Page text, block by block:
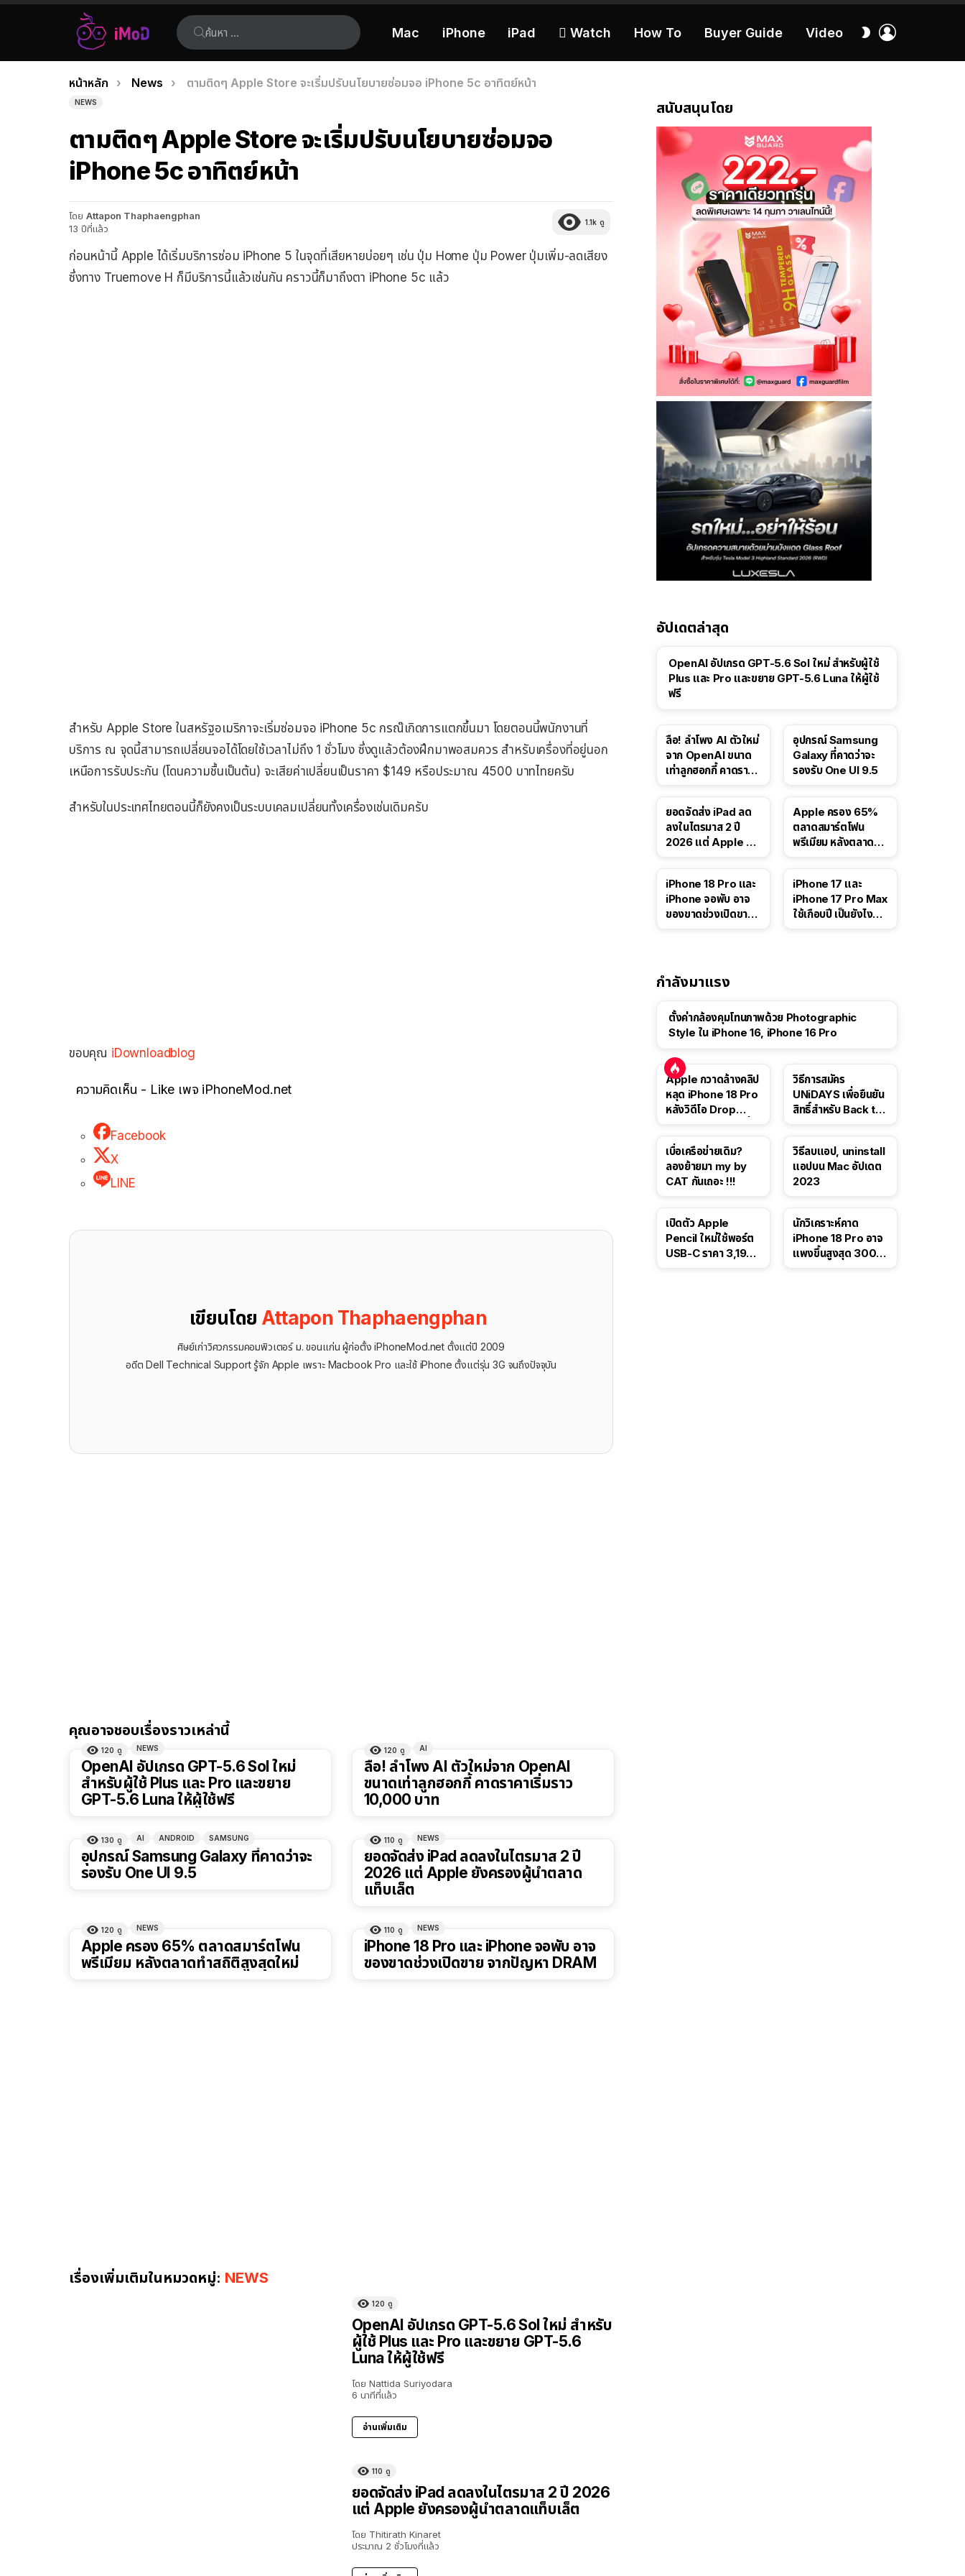
ค้นหา:
Mac iPhone iPad  Watch How To Buyer Guide Video
สลับ
เรื่อง
ล่าสุด
คุณอยู่ที่นี่:
หน้าหลัก News ตามติดๆ Apple Store จะเริ่มปรับนโยบายซ่อมจอ iPhone 5c อาทิตย์หน้า
NEWS
ตามติดๆ Apple Store จะเริ่มปรับนโยบายซ่อมจอ
iPhone 5c อาทิตย์หน้า
โดย Attapon Thaphaengphan
13 ปีที่แล้ว
1.1k ดู
ก่อนหน้านี้ Apple ได้เริ่มบริการซ่อม iPhone 5 ในจุดที่เสียหายบ่อยๆ เช่น ปุ่ม Home ปุ่ม Power ปุ่มเพิ่ม-ลดเสียง
ซึ่งทาง Truemove H ก็มีบริการนี้แล้วเช่นกัน คราวนี้ก็มาถึงตา iPhone 5c แล้ว
สำหรับ Apple Store ในสหรัฐอเมริกาจะเริ่มซ่อมจอ iPhone 5c กรณ๊เกิดการแตกขึ้นมา โดยตอนนี้พนักงานที่
บริการ ณ จุดนี้สามารถเปลี่ยนจอได้โดยใช้เวลาไม่ถึง 1 ชั่วโมง ซึ่งดูแล้วต้องฝึกมาพอสมควร สำหรับเครื่องที่อยู่นอก
เหนือการรับประกัน (โดนความชื้นเป็นต้น) จะเสียค่าเปลี่ยนเป็นราคา $149 หรือประมาณ 4500 บาทไทยครับ
สำหรับในประเทศไทยตอนนี้ก็ยังคงเป็นระบบเคลมเปลี่ยนทั้งเครื่องเช่นเดิมครับ
ขอบคุณ iDownloadblog
ความคิดเห็น - Like เพจ iPhoneMod.net
Facebook
X
LINE
เขียนโดย Attapon Thaphaengphan
ศิษย์เก่าวิศวกรรมคอมพิวเตอร์ ม. ขอนแก่น ผู้ก่อตั้ง iPhoneMod.net ตั้งแต่ปี 2009
อดีต Dell Technical Support รู้จัก ​Apple เพราะ Macbook Pro และใช้ iPhone ตั้งแต่รุ่น 3G จนถึงปัจจุบัน
คุณอาจชอบเรื่องราวเหล่านี้
120 ดู NEWS
OpenAI อัปเกรด GPT-5.6 Sol ใหม่
สำหรับผู้ใช้ Plus และ Pro และขยาย
GPT-5.6 Luna ให้ผู้ใช้ฟรี
120 ดู AI
ลือ! ลำโพง AI ตัวใหม่จาก OpenAI
ขนาดเท่าลูกฮอกกี้ คาดราคาเริ่มราว
10,000 บาท
130 ดู AI ANDROID SAMSUNG
อุปกรณ์ Samsung Galaxy ที่คาดว่าจะ
รองรับ One UI 9.5
110 ดู NEWS
ยอดจัดส่ง iPad ลดลงในไตรมาส 2 ปี
2026 แต่ Apple ยังครองผู้นำตลาด
แท็บเล็ต
120 ดู NEWS
Apple ครอง 65% ตลาดสมาร์ตโฟน
พรีเมียม หลังตลาดทำสถิติสูงสุดใหม่
110 ดู NEWS
iPhone 18 Pro และ iPhone จอพับ อาจ
ของขาดช่วงเปิดขาย จากปัญหา DRAM
เรื่องเพิ่มเติมในหมวดหมู่: NEWS
120 ดู
OpenAI อัปเกรด GPT-5.6 Sol ใหม่ สำหรับ
ผู้ใช้ Plus และ Pro และขยาย GPT-5.6
Luna ให้ผู้ใช้ฟรี
โดย Nattida Suriyodara
6 นาทีที่แล้ว
อ่านเพิ่มเติม
110 ดู
ยอดจัดส่ง iPad ลดลงในไตรมาส 2 ปี 2026
แต่ Apple ยังครองผู้นำตลาดแท็บเล็ต
โดย Thitirath Kinaret
ประมาณ 2 ชั่วโมงที่แล้ว
สนับสนุนโดย
อัปเดตล่าสุด
OpenAI อัปเกรด GPT-5.6 Sol ใหม่ สำหรับผู้ใช้
Plus และ Pro และขยาย GPT-5.6 Luna ให้ผู้ใช้
ฟรี
ลือ! ลำโพง AI ตัวใหม่
จาก OpenAI ขนาด
เท่าลูกฮอกกี้ คาดราคา
อุปกรณ์ Samsung
Galaxy ที่คาดว่าจะ
รองรับ One UI 9.5
ยอดจัดส่ง iPad ลด
ลงในไตรมาส 2 ปี
2026 แต่ Apple ยัง
Apple ครอง 65%
ตลาดสมาร์ตโฟน
พรีเมียม หลังตลาดทำ
iPhone 18 Pro และ
iPhone จอพับ อาจ
ของขาดช่วงเปิดขาย
iPhone 17 และ
iPhone 17 Pro Max
ใช้เกือบปี เป็นยังไง
กำลังมาแรง
ตั้งค่ากล้องคุมโทนภาพด้วย Photographic
Style ใน iPhone 16, iPhone 16 Pro
Apple กวาดล้างคลิป
หลุด iPhone 18 Pro
หลังวิดีโอ Drop
วิธีการสมัคร
UNiDAYS เพื่อยืนยัน
สิทธิ์สำหรับ Back to
เบื่อเครือข่ายเดิม?
ลองย้ายมา my by
CAT กันเถอะ !!!
วิธีลบแอป, uninstall
แอปบน Mac อัปเดต
2023
เปิดตัว Apple
Pencil ใหม่ใช้พอร์ต
USB-C ราคา 3,190
นักวิเคราะห์คาด
iPhone 18 Pro อาจ
แพงขึ้นสูงสุด 300